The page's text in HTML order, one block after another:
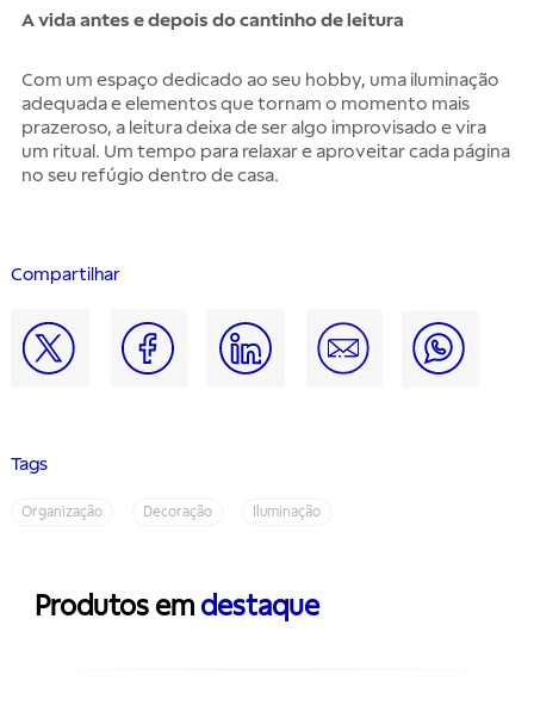
Compartilhar
Tags
Organização Decoração Iluminação
A vida antes e depois do cantinho de leitura
Com um espaço dedicado ao seu hobby, uma iluminação
adequada e elementos que tornam o momento mais
prazeroso, a leitura deixa de ser algo improvisado e vira
um ritual. Um tempo para relaxar e aproveitar cada página
no seu refúgio dentro de casa.
Produtos em destaque